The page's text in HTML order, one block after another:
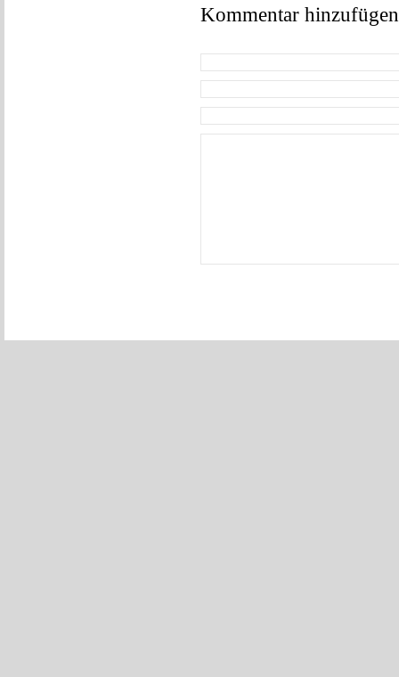
Kommentar hinzufügen